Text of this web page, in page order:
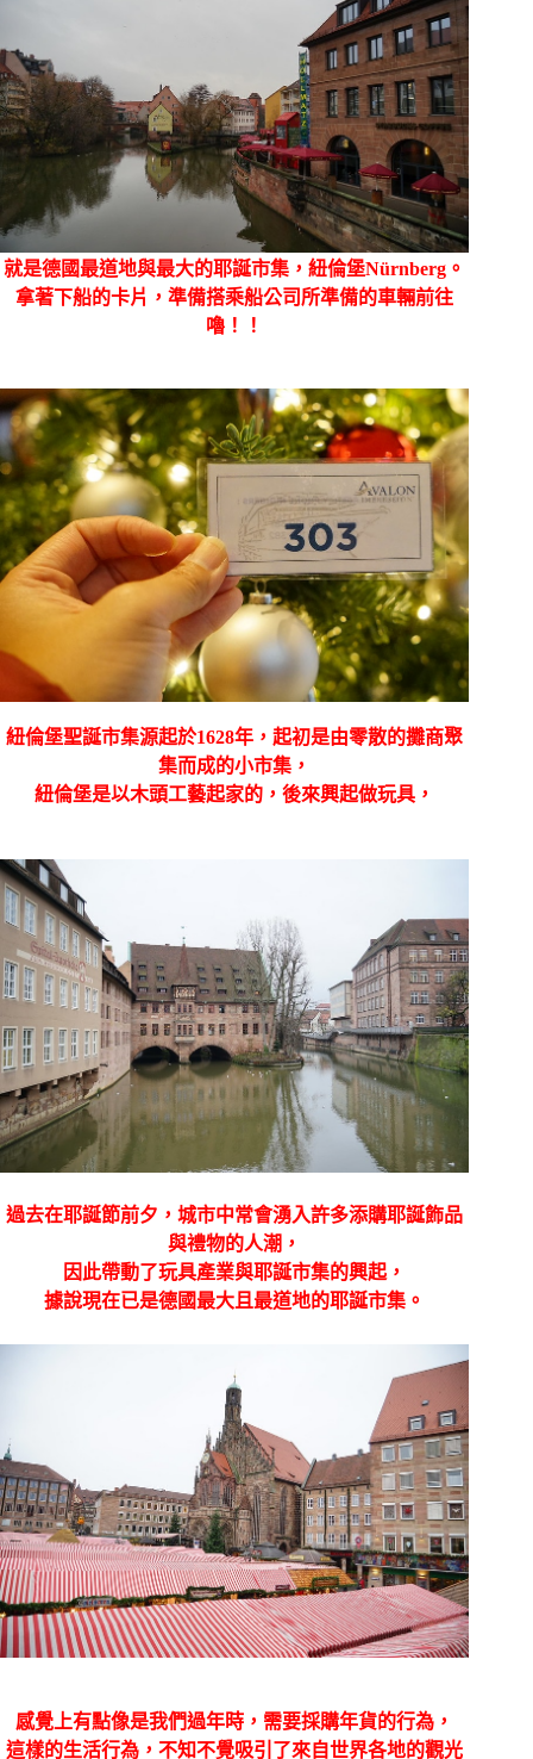
就是德國最道地與最大的耶誕市集，紐倫堡Nürnberg。
拿著下船的卡片，準備搭乘船公司所準備的車輛前往
嚕！！
紐倫堡聖誕市集源起於1628年，起初是由零散的攤商聚
集而成的小市集，
紐倫堡是以木頭工藝起家的，後來興起做玩具，
過去在耶誕節前夕，城市中常會湧入許多添購耶誕飾品
與禮物的人潮，
因此帶動了玩具產業與耶誕市集的興起，
據說現在已是德國最大且最道地的耶誕市集。
感覺上有點像是我們過年時，需要採購年貨的行為，
這樣的生活行為，不知不覺吸引了來自世界各地的觀光